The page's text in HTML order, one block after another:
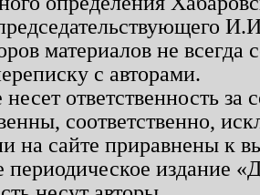
материалов не
с авторами.
несет ответственность
соответственно,
на сайте приравнены к
периодическое издание